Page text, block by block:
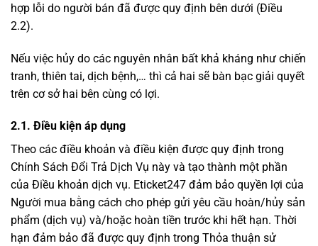
hợp lỗi do người bán đã được quy định bên dưới (Điều
2.2).
Nếu việc hủy do các nguyên nhân bất khả kháng như chiến
tranh, thiên tai, dịch bệnh,… thì cả hai sẽ bàn bạc giải quyết
trên cơ sở hai bên cùng có lợi.
2.1. Điều kiện áp dụng
Theo các điều khoản và điều kiện được quy định trong
Chính Sách Đổi Trả Dịch Vụ này và tạo thành một phần
của Điều khoản dịch vụ. Eticket247 đảm bảo quyền lợi của
Người mua bằng cách cho phép gửi yêu cầu hoàn/hủy sản
phẩm (dịch vụ) và/hoặc hoàn tiền trước khi hết hạn. Thời
hạn đảm bảo đã được quy định trong Thỏa thuận sử